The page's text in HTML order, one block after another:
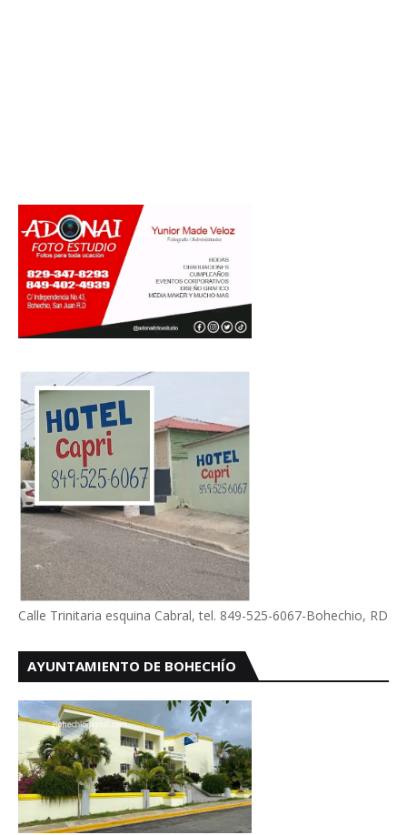
Calle Trinitaria esquina Cabral, tel. 849-525-6067-Bohechio, RD
AYUNTAMIENTO DE BOHECHÍO